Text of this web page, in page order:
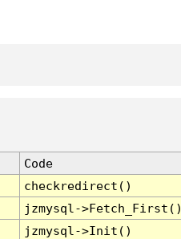
Code
checkredirect()
jzmysql-
jzmysql->Init()